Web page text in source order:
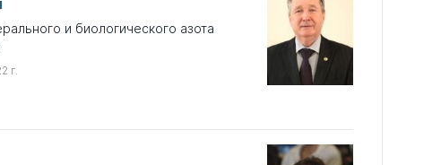
и биологического азота
г.